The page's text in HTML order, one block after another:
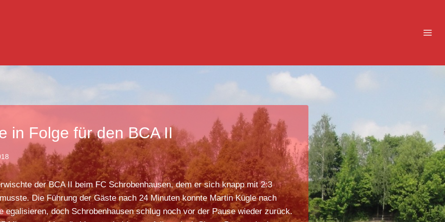
in Folge für den BCA II
der BCA II beim FC Schrobenhausen, dem er sich knapp mit 2:3
Die Führung der Gäste nach 24 Minuten konnte Martin Kügle nach
egalisieren, doch Schrobenhausen schlug noch vor der Pause wieder zurück.